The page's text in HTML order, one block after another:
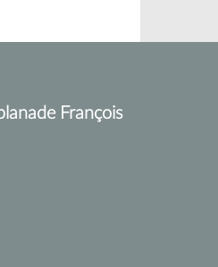
François